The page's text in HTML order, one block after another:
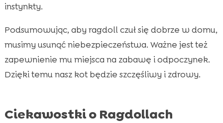
instynkty.
Podsumowując, aby ragdoll czuł się dobrze w domu,
musimy usunąć niebezpieczeństwa. Ważne jest też
zapewnienie mu miejsca na zabawę i odpoczynek.
Dzięki temu nasz kot będzie szczęśliwy i zdrowy.
Ciekawostki o Ragdollach